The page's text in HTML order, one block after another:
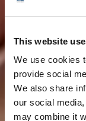
This website
We use cookies
provide social
We also share
our social
may combine it